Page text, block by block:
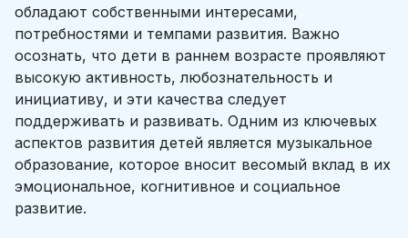
обладают собственными интересами,
потребностями и темпами развития. Важно
осознать, что дети в раннем возрасте проявляют
высокую активность, любознательность и
инициативу, и эти качества следует
поддерживать и развивать. Одним из ключевых
аспектов развития детей является музыкальное
образование, которое вносит весомый вклад в их
эмоциональное, когнитивное и социальное
развитие.